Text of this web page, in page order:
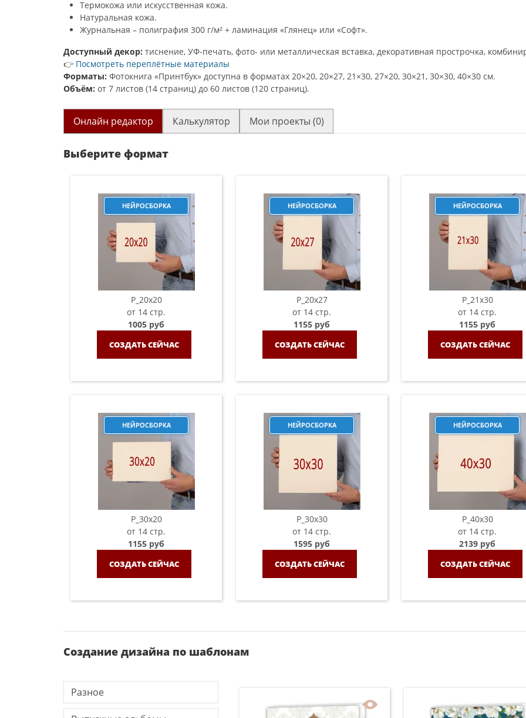
Термокожа или искусственная кожа.
Натуральная кожа.
Журнальная – полиграфия 300 г/м² + ламинация «Глянец» или «Софт».
Доступный декор: тиснение, УФ-печать, фото- или металлическая вставка, декоративная прострочка,
👉 Посмотреть переплётные материалы
Форматы: Фотокнига «Принтбук» доступна в форматах 20×20, 20×27, 21×30, 27×20, 30×21, 30×30, 40×30 см.
Объём: от 7 листов (14 страниц) до 60 листов (120 страниц).
Онлайн редактор Калькулятор Мои проекты (0)
Выберите формат
НЕЙРОСБОРКА
P_20х20
от 14 стр.
1005 руб
СОЗДАТЬ СЕЙЧАС
НЕЙРОСБОРКА
P_20х27
от 14 стр.
1155 руб
СОЗДАТЬ СЕЙЧАС
НЕЙРОСБОРКА
P_21х30
от 14 стр.
1155 руб
СОЗДАТЬ СЕЙЧАС
НЕЙРОСБОРКА
P_30х20
от 14 стр.
1155 руб
СОЗДАТЬ СЕЙЧАС
НЕЙРОСБОРКА
P_30х30
от 14 стр.
1595 руб
СОЗДАТЬ СЕЙЧАС
НЕЙРОСБОРКА
P_40х30
от 14 стр.
2139 руб
СОЗДАТЬ СЕЙЧАС
Создание дизайна по шаблонам
Разное